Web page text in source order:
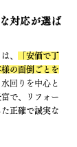
対応が選ば
、
「安価で丁
の面倒ごとを
回りを中心と
で、リフォー
正確で誠実な